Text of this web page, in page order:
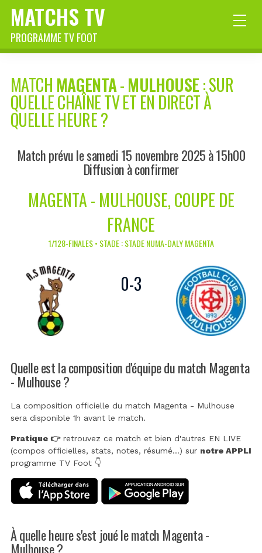
MATCHS TV
PROGRAMME TV FOOT
MATCH MAGENTA-MULHOUSE: SUR
QUELLE CHAÎNE TV ET EN DIRECT À
QUELLE HEURE ?
Match prévu le samedi 15 novembre 2025 à 15h00
Diffusion à confirmer
MAGENTA - MULHOUSE, COUPE DE
FRANCE
1/128-FINALES • STADE : STADE NUMA-DALY MAGENTA
0-3
Quelle est la composition d'équipe du match Magenta
- Mulhouse ?
La composition officielle du match Magenta - Mulhouse
sera disponible 1h avant le match.
Pratique 👉retrouvez ce match et bien d'autres EN LIVE
(compos officielles, stats, notes, résumé...) sur notre APPLI
programme TV Foot 👇
À quelle heure s'est joué le match Magenta -
Mulhouse ?